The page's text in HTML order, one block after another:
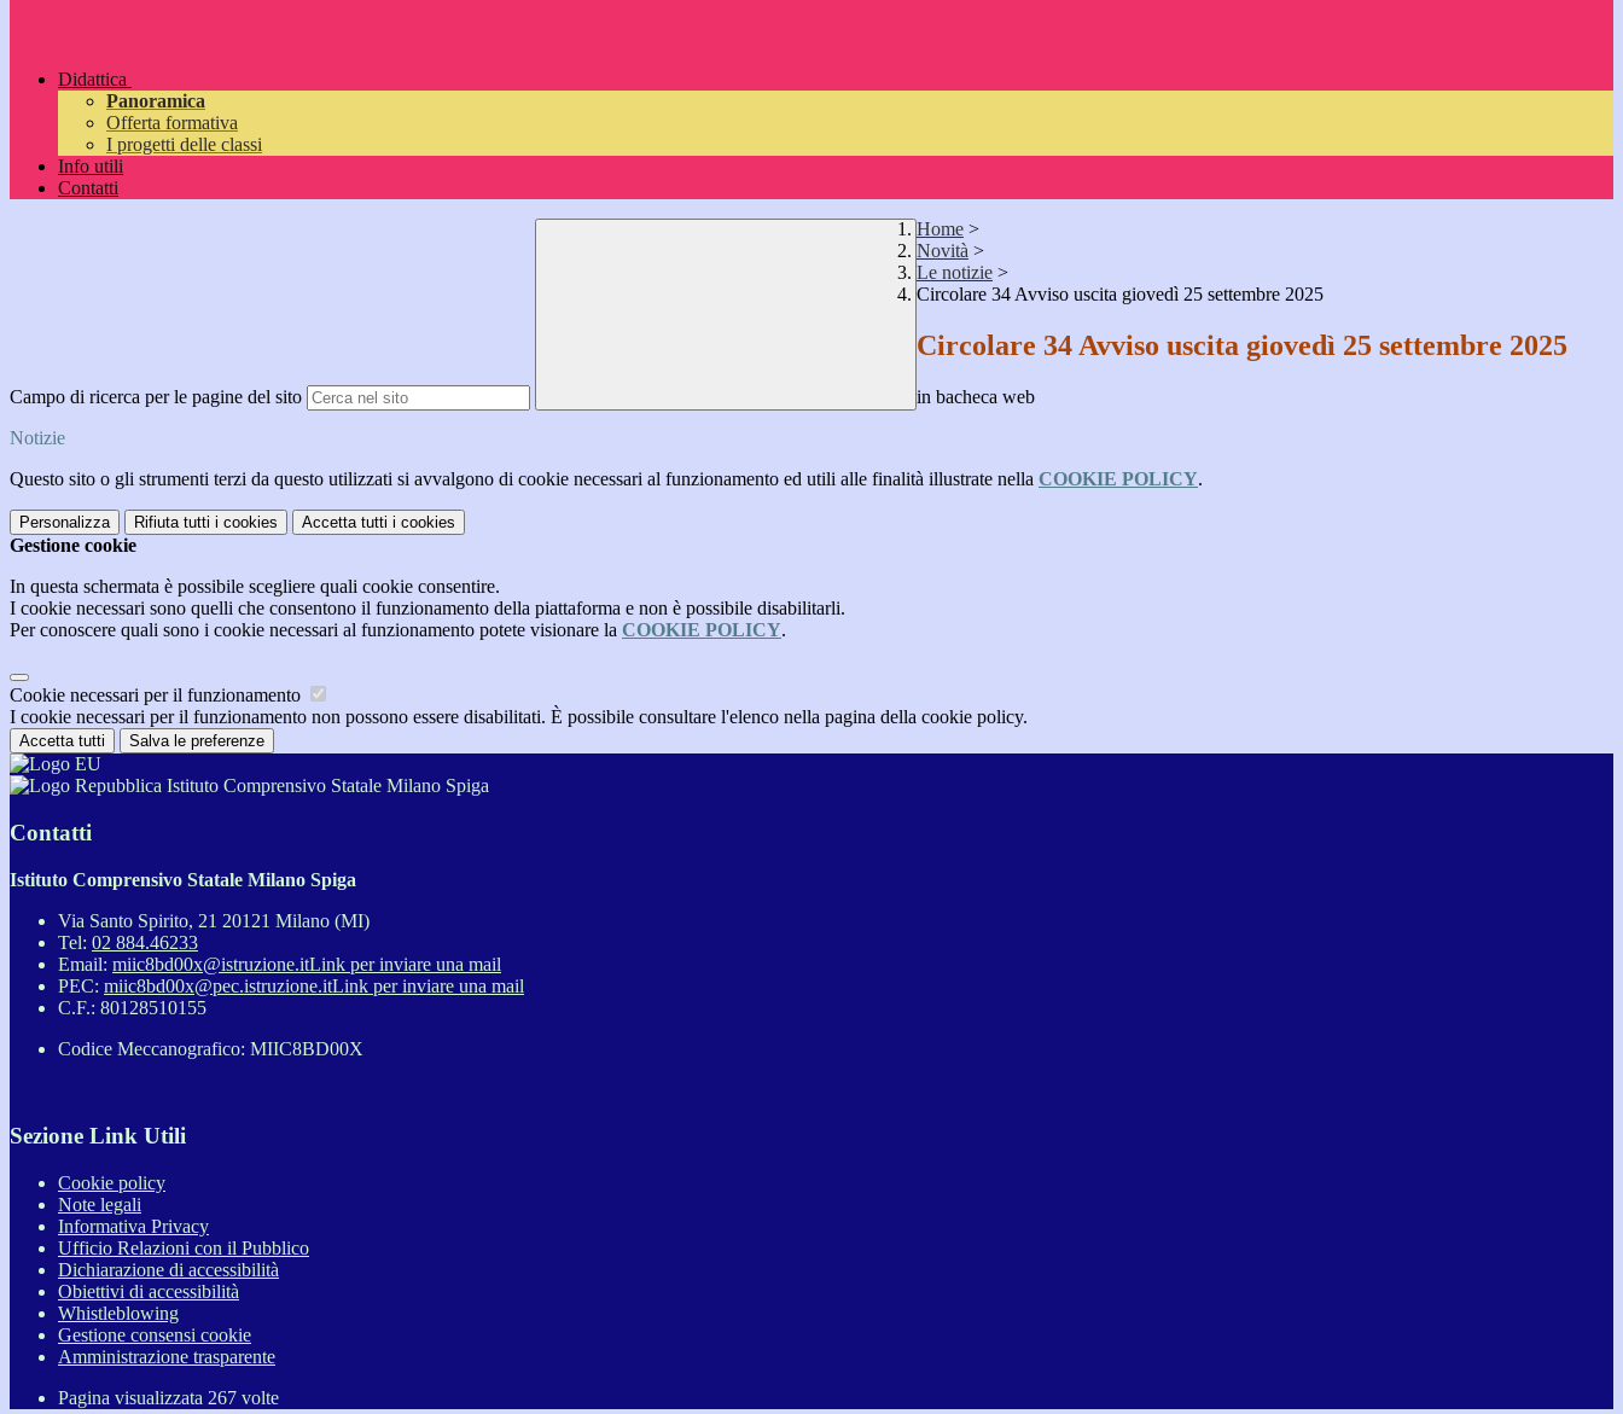
Didattica
Panoramica
Offerta formativa
I progetti delle classi
Info utili
Contatti
Campo di ricerca per le pagine del sito
Home >
Novità >
Le notizie >
Circolare 34 Avviso uscita giovedì 25 settembre 2025
Circolare 34 Avviso uscita giovedì 25 settembre 2025
in bacheca web
Notizie
Questo sito o gli strumenti terzi da questo utilizzati si avvalgono di cookie necessari al funzionamento ed utili alle finalità illustrate nella COOKIE POLICY.
Personalizza Rifiuta tutti i cookies Accetta tutti i cookies
Gestione cookie
In questa schermata è possibile scegliere quali cookie consentire.
I cookie necessari sono quelli che consentono il funzionamento della piattaforma e non è possibile disabilitarli.
Per conoscere quali sono i cookie necessari al funzionamento potete visionare la COOKIE POLICY.
Cookie necessari per il funzionamento
I cookie necessari per il funzionamento non possono essere disabilitati. È possibile consultare l'elenco nella pagina della cookie policy.
Accetta tutti Salva le preferenze
Istituto Comprensivo Statale Milano Spiga
Contatti
Istituto Comprensivo Statale Milano Spiga
Via Santo Spirito, 21 20121 Milano (MI)
Tel: 02 884.46233
Email: miic8bd00x@istruzione.itLink per inviare una mail
PEC: miic8bd00x@pec.istruzione.itLink per inviare una mail
C.F.: 80128510155
Codice Meccanografico: MIIC8BD00X
Sezione Link Utili
Cookie policy
Note legali
Informativa Privacy
Ufficio Relazioni con il Pubblico
Dichiarazione di accessibilità
Obiettivi di accessibilità
Whistleblowing
Gestione consensi cookie
Amministrazione trasparente
Pagina visualizzata 267 volte